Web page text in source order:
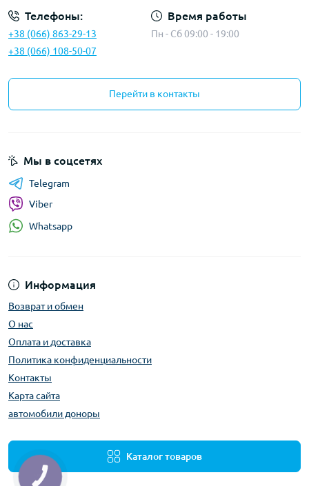
Телефоны:
+38 (066) 863-29-13
+38 (066) 108-50-07
Время работы
Пн - Сб 09:00 - 19:00
Перейти в контакты
Информация
Возврат и обмен
О нас
Оплата и доставка
Политика конфиденциальности
Контакты
Карта сайта
автомобили доноры
Каталог товаров
Мы в соцсетях
Telegram
Viber
Whatsapp
КНОПКА
ЗВ'ЯЗКУ